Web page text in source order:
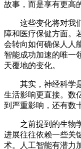
故事，而是享有更高
这些变化将对我们
障和医疗保健方面。
会转向如何确保人人
智能成功加速的唯一
天覆地的变化。
其实，神经科学是
生活影响更直接。数
到严重影响，还有数
之前提到的生物学
进展往往依赖一些关
术。人工智能有潜力